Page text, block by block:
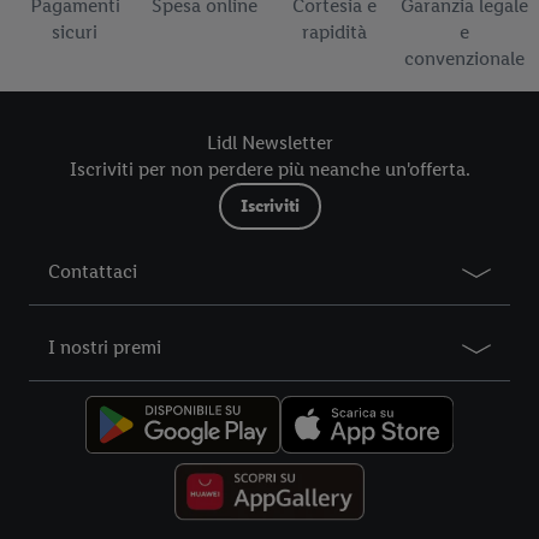
Pagamenti
sicuri
Spesa online
Cortesia e
rapidità
Garanzia legale
e
convenzionale
Lidl Newsletter
Iscriviti per non perdere più neanche un'offerta.
Iscriviti
Contattaci
I nostri premi